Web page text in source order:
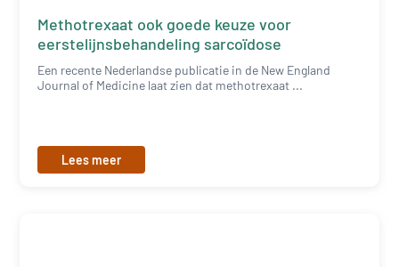
Methotrexaat ook goede keuze voor
eerstelijnsbehandeling sarcoïdose
Een recente Nederlandse publicatie in de New England
Journal of Medicine laat zien dat methotrexaat ...
Lees meer